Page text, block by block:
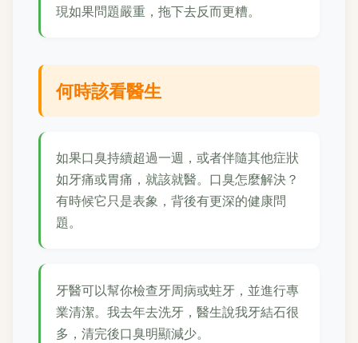
現如果問題嚴重，拖下去反而更糟。
何時該看醫生
如果口臭持續超過一週，或者伴隨其他症狀
如牙痛或胃痛，就該就醫。口臭怎麼解決？
有時候它只是表象，背後有更深的健康問
題。
牙醫可以幫你檢查牙周病或蛀牙，並進行專
業清潔。我去年去洗牙，醫生說我牙結石很
多，清完後口臭明顯減少。